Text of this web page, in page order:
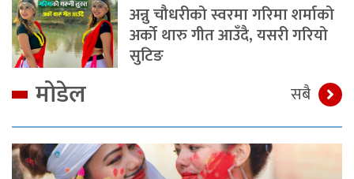
अन्नु चौधरीको स्वरमा गरिमा शर्माको
अर्को थारु गीत आउँदै, यसरी गरियो
सुटिङ
मोडेल सबै